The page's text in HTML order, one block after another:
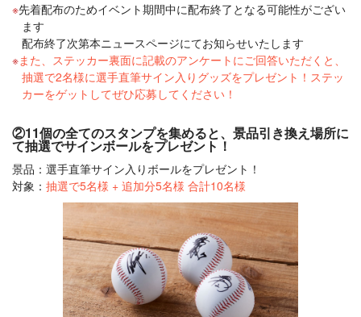
先着配布のためイベント期間中に配布終了となる可能性がござい
ます
配布終了次第本ニュースページにてお知らせいたします
また、ステッカー裏面に記載のアンケートにご回答いただくと、
抽選で2名様に選手直筆サイン入りグッズをプレゼント！ステッ
カーをゲットしてぜひ応募してください！
②11個の全てのスタンプを集めると、景品引き換え場所に
て抽選でサインボールをプレゼント！
景品：選手直筆サイン入りボールをプレゼント！
対象： 抽選で5名様 + 追加分5名様 合計10名様